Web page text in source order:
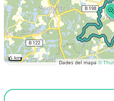
Dades del mapa©
5 km